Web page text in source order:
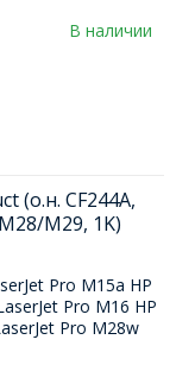
В наличии
(о.н. CF244A,
M29, 1K)
Pro M15a HP
Pro M16 HP
Pro M28w